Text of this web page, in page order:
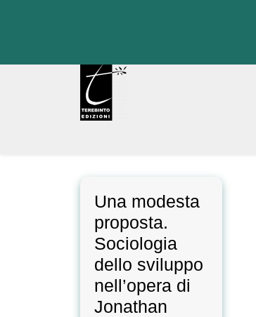
Una modesta
proposta.
Sociologia
dello sviluppo
nell’opera di
Jonathan